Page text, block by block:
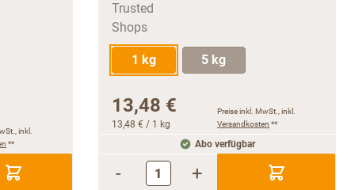
inkl.
**
1 kg 5 kg
13,48 €
13,48 € / 1 kg
Preise inkl. MwSt., inkl.
Versandkosten **
Abo verfügbar
- +